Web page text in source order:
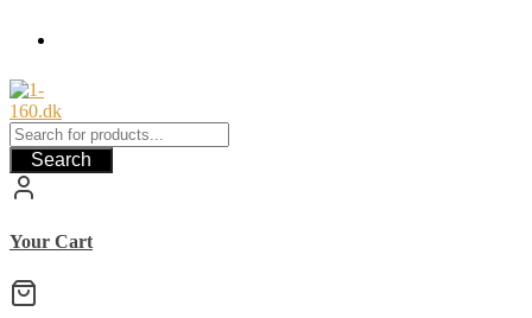
Search
Your Cart